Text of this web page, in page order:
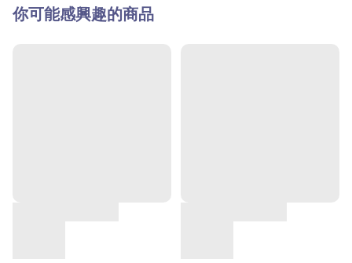
你可能感興趣的商品